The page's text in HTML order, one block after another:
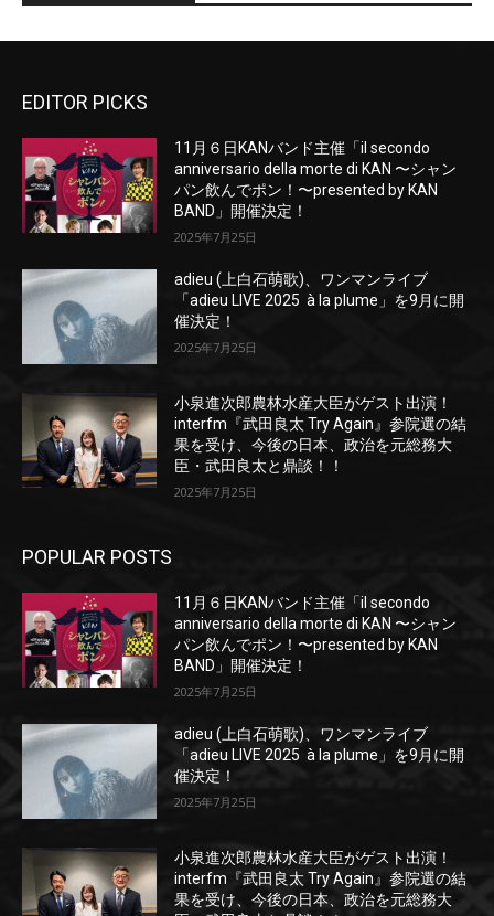
EDITOR PICKS
11月６日KANバンド主催「il secondo
anniversario della morte di KAN 〜シャン
パン飲んでポン！〜presented by KAN
BAND」開催決定！
2025年7月25日
adieu (上白石萌歌)、ワンマンライブ
「adieu LIVE 2025 à la plume」を9月に開
催決定！
2025年7月25日
小泉進次郎農林水産大臣がゲスト出演！
interfm『武田良太 Try Again』参院選の結
果を受け、今後の日本、政治を元総務大
臣・武田良太と鼎談！！
2025年7月25日
POPULAR POSTS
11月６日KANバンド主催「il secondo
anniversario della morte di KAN 〜シャン
パン飲んでポン！〜presented by KAN
BAND」開催決定！
2025年7月25日
adieu (上白石萌歌)、ワンマンライブ
「adieu LIVE 2025 à la plume」を9月に開
催決定！
2025年7月25日
小泉進次郎農林水産大臣がゲスト出演！
interfm『武田良太 Try Again』参院選の結
果を受け、今後の日本、政治を元総務大